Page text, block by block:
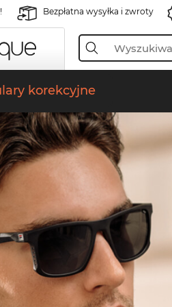
Bezpłatna wysyłka i zwroty
korekcyjne